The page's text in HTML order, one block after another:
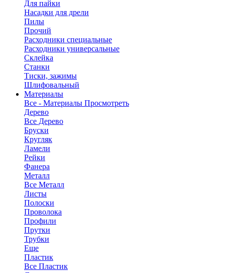
Для пайки
Насадки для дрели
Пилы
Прочий
Расходники специальные
Расходники универсальные
Склейка
Станки
Тиски, зажимы
Шлифовальный
Материалы
Все - Материалы Просмотреть
Дерево
Все Дерево
Бруски
Кругляк
Ламели
Рейки
Фанера
Металл
Все Металл
Листы
Полоски
Проволока
Профили
Прутки
Трубки
Еще
Пластик
Все Пластик